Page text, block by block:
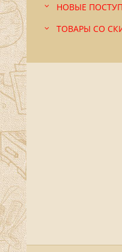
НОВЫЕ
ТОВАРЫ СО